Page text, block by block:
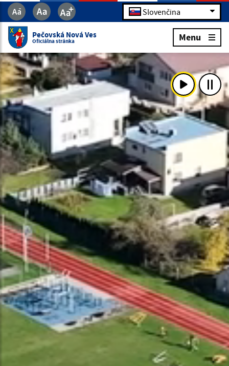
Slovenčina
Pečovská Nová Ves
Oficiálna stránka Menu